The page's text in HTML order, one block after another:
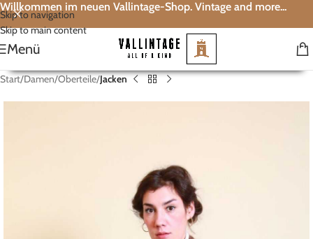
Skip to navigation
Skip to main content
Willkommen im neuen Vallintage-Shop. Vintage and more...
Menü
Start Damen Oberteile Jacken